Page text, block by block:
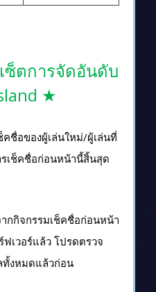
ซ็ตการจัดอันดับ
★
คชื่อของผู้เล่นใหม่/ผู้เล่นที่
เช็คชื่อก่อนหน้านี้สิ้นสุด
กกิจกรรมเช็คชื่อก่อนหน้า
เวอร์แล้ว โปรดตรวจ
ทั้งหมดแล้วก่อน